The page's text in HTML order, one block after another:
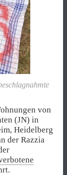
von
(JN) in
Heidelberg
der Razzia